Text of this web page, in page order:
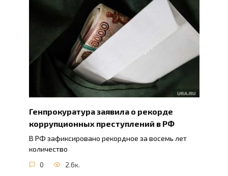
Генпрокуратура заявила о рекорде
коррупционных преступлений в РФ
В РФ зафиксировано рекордное за восемь лет
количество
0 2.6к.